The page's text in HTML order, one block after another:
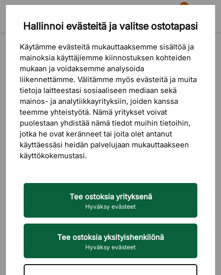
Hallinnoi evästeitä ja valitse ostotapasi
Käytämme evästeitä mukauttaaksemme sisältöä ja
mainoksia käyttäjiemme kiinnostuksen kohteiden
mukaan ja voidaksemme analysoida
liikennettämme. Välitämme myös evästeitä ja muita
tietoja laitteestasi sosiaaliseen mediaan sekä
mainos- ja analytiikkayrityksiin, joiden kanssa
teemme yhteistyötä. Nämä yritykset voivat
puolestaan ​​yhdistää nämä tiedot muihin tietoihin,
jotka he ovat keränneet tai joita olet antanut
käyttäessäsi heidän palvelujaan mukauttaakseen
käyttökokemustasi.
Tee ostoksia yrityksenä
Hyväksy evästeet
Tee ostoksia yksityishenkilönä
Hyväksy evästeet
Etsi
81
Ostoskori